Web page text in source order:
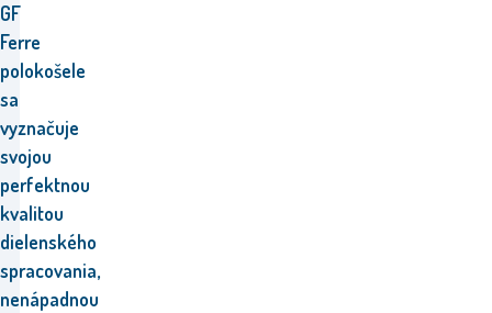
GF
Ferre
polokošele
sa
vyznačuje
svojou
perfektnou
kvalitou
dielenského
spracovania,
nenápadnou